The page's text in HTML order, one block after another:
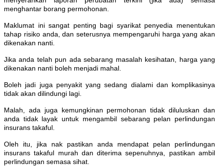
menghantar borang permohonan.
Maklumat ini sangat penting bagi syarikat penyedia menentukan
tahap risiko anda, dan seterusnya mempengaruhi harga yang akan
dikenakan nanti.
Jika anda telah pun ada sebarang masalah kesihatan, harga yang
dikenakan nanti boleh menjadi mahal.
Boleh jadi juga penyakit yang sedang dialami dan komplikasinya
tidak akan dilindungi lagi.
Malah, ada juga kemungkinan permohonan tidak diluluskan dan
anda tidak layak untuk mengambil sebarang pelan perlindungan
insurans takaful.
Oleh itu, jika nak pastikan anda mendapat pelan perlindungan
insurans takaful murah dan diterima sepenuhnya, pastikan ambil
perlindungan semasa sihat.